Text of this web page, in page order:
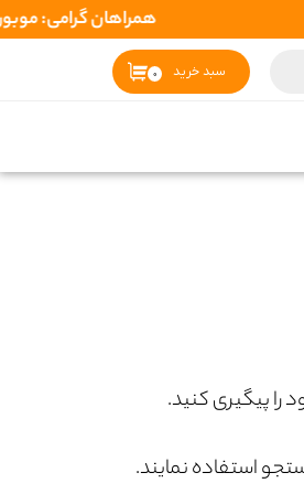
۰ سبد خرید
همراهان گرامی: موبوران سفارشات شما را در اسرع وقت ( 1 تا 2 روز
پیگیری کنید.
استفاده نمایند.